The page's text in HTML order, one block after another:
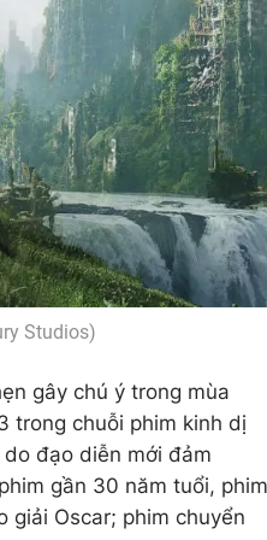
Studios)
gây chú ý trong mùa
chuỗi phim kinh dị
đạo diễn mới đảm
gần 30 năm tuổi, phim
giải Oscar; phim chuyển